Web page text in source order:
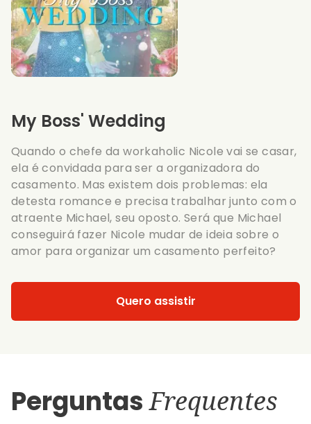
My Boss' Wedding
Quando o chefe da workaholic Nicole vai se casar,
ela é convidada para ser a organizadora do
casamento. Mas existem dois problemas: ela
detesta romance e precisa trabalhar junto com o
atraente Michael, seu oposto. Será que Michael
conseguirá fazer Nicole mudar de ideia sobre o
amor para organizar um casamento perfeito?
Quero assistir
PerguntasFrequentes